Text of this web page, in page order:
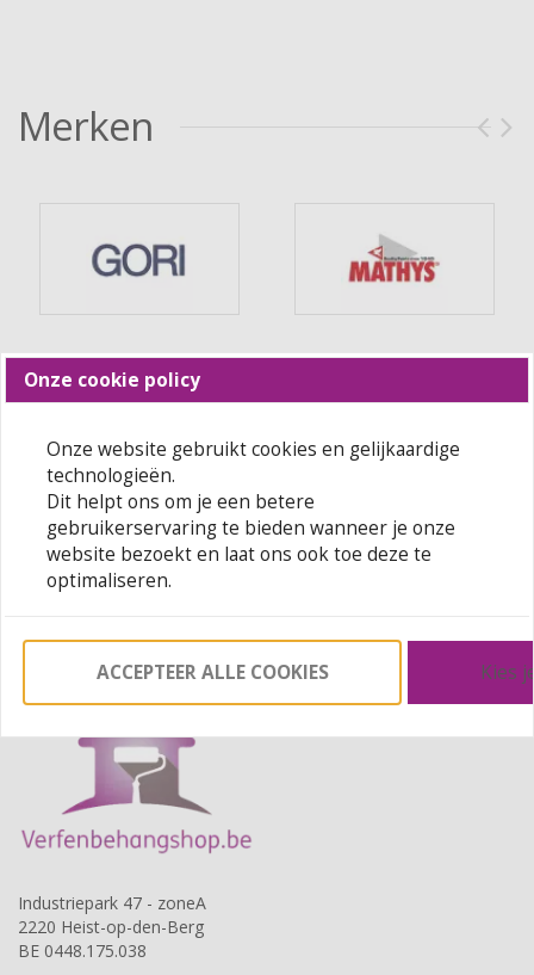
Merken
Schrijf In
Industriepark 47 - zoneA
2220 Heist-op-den-Berg
BE 0448.175.038
Onze cookie policy
Onze website gebruikt cookies en gelijkaardige
technologieën.
Dit helpt ons om je een betere
gebruikerservaring te bieden wanneer je onze
website bezoekt en laat ons ook toe deze te
optimaliseren.
ACCEPTEER ALLE COOKIES Kies